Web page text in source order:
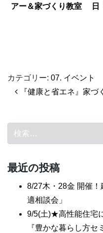
アー＆家づくり教室
日
カテゴリー: 07. イベント
投稿ナビゲーシ
『健康と省エネ』家づ
検索:
最近の投稿
8/27木・28金 開催
適相談会」
9/5(土)★高性能住宅
『豊かな暮らし方セ